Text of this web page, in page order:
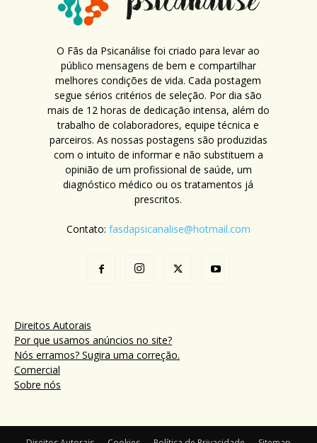
O Fãs da Psicanálise foi criado para levar ao
público mensagens de bem e compartilhar
melhores condições de vida. Cada postagem
segue sérios critérios de seleção. Por dia são
mais de 12 horas de dedicação intensa, além do
trabalho de colaboradores, equipe técnica e
parceiros. As nossas postagens são produzidas
com o intuito de informar e não substituem a
opinião de um profissional de saúde, um
diagnóstico médico ou os tratamentos já
prescritos.
Contato: fasdapsicanalise@hotmail.com
Direitos Autorais
Por que usamos anúncios no site?
Nós erramos? Sugira uma correção.
Comercial
Sobre nós